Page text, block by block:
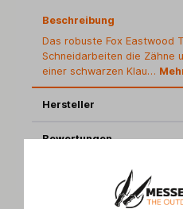
Beschreibung
Das robuste Fox Eastwood
Schneidarbeiten die Zähne
einer schwarzen Klau…
Hersteller
Bewertungen